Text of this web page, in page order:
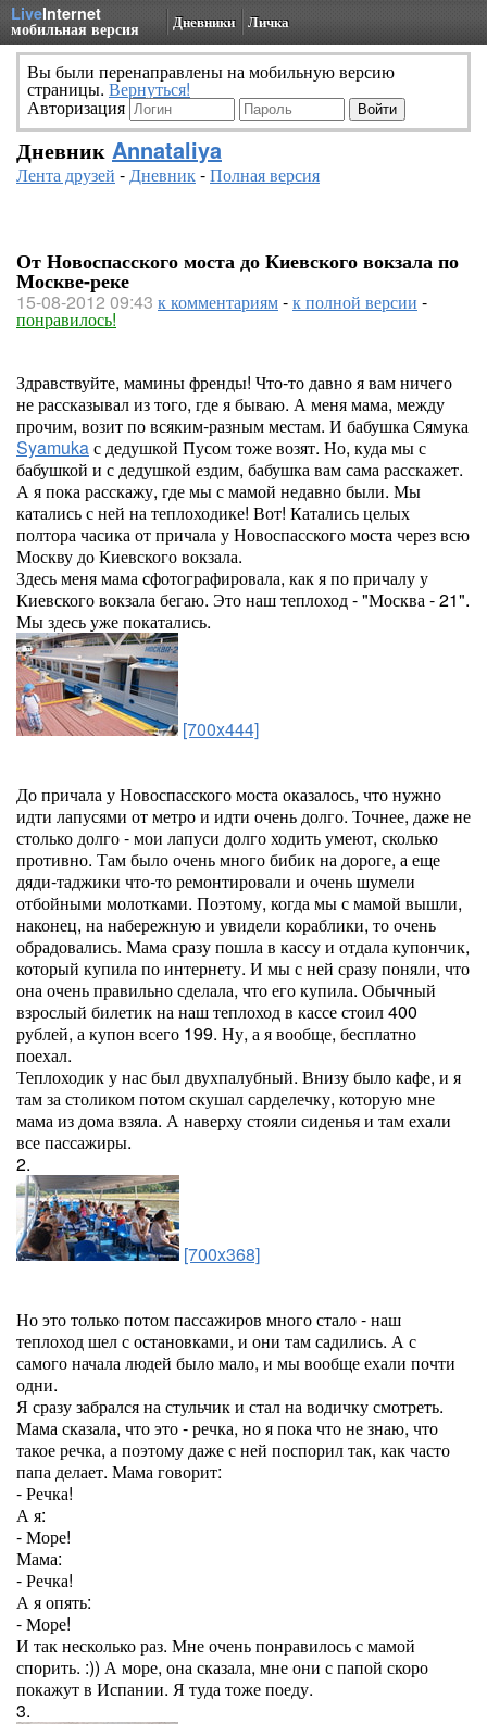
LiveInternet
мобильная версия Дневники Личка
Вы были перенаправлены на мобильную версию
страницы. Вернуться!
Авторизация
Дневник Annataliya
Лента друзей -Дневник-Полная версия
От Новоспасского моста до Киевского вокзала по
Москве-реке
15-08-2012 09:43 к комментариям-к полной версии -
понравилось!
Здравствуйте, мамины френды! Что-то давно я вам ничего
не рассказывал из того, где я бываю. А меня мама, между
прочим, возит по всяким-разным местам. И бабушка Сямука
Syamukaс дедушкой Пусом тоже возят. Но, куда мы с
бабушкой и с дедушкой ездим, бабушка вам сама расскажет.
А я пока расскажу, где мы с мамой недавно были. Мы
катались с ней на теплоходике! Вот! Катались целых
полтора часика от причала у Новоспасского моста через всю
Москву до Киевского вокзала.
Здесь меня мама сфотографировала, как я по причалу у
Киевского вокзала бегаю. Это наш теплоход - "Москва - 21".
Мы здесь уже покатались.
[700x444]
До причала у Новоспасского моста оказалось, что нужно
идти лапусями от метро и идти очень долго. Точнее, даже не
столько долго - мои лапуси долго ходить умеют, сколько
противно. Там было очень много бибик на дороге, а еще
дяди-таджики что-то ремонтировали и очень шумели
отбойными молотками. Поэтому, когда мы с мамой вышли,
наконец, на набережную и увидели кораблики, то очень
обрадовались. Мама сразу пошла в кассу и отдала купончик,
который купила по интернету. И мы с ней сразу поняли, что
она очень правильно сделала, что его купила. Обычный
взрослый билетик на наш теплоход в кассе стоил 400
рублей, а купон всего 199. Ну, а я вообще, бесплатно
поехал.
Теплоходик у нас был двухпалубный. Внизу было кафе, и я
там за столиком потом скушал сарделечку, которую мне
мама из дома взяла. А наверху стояли сиденья и там ехали
все пассажиры.
2.
[700x368]
Но это только потом пассажиров много стало - наш
теплоход шел с остановками, и они там садились. А с
самого начала людей было мало, и мы вообще ехали почти
одни.
Я сразу забрался на стульчик и стал на водичку смотреть.
Мама сказала, что это - речка, но я пока что не знаю, что
такое речка, а поэтому даже с ней поспорил так, как часто
папа делает. Мама говорит:
- Речка!
А я:
- Море!
Мама:
- Речка!
А я опять:
- Море!
И так несколько раз. Мне очень понравилось с мамой
спорить. :)) А море, она сказала, мне они с папой скоро
покажут в Испании. Я туда тоже поеду.
3.